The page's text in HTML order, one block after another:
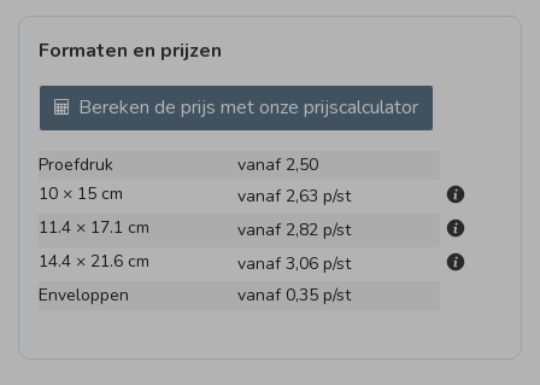
Formaten en prijzen
Bereken de prijs met onze prijscalculator
Proefdruk
vanaf 2,50
10 × 15 cm
vanaf 2,63 p/st
11.4 × 17.1 cm
vanaf 2,82 p/st
14.4 × 21.6 cm
vanaf 3,06 p/st
Enveloppen
vanaf 0,35 p/st